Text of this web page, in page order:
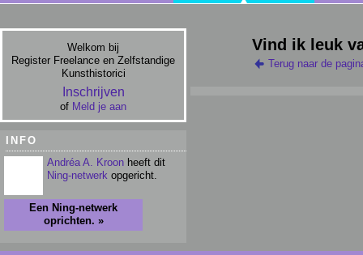
Welkom bij
Register Freelance en Zelfstandige
Kunsthistorici
Inschrijven
of Meld je aan
INFO
Andréa A. Kroon heeft dit
Ning-netwerk opgericht.
Een Ning-netwerk
oprichten. »
Vind ik leuk
Terug naar de